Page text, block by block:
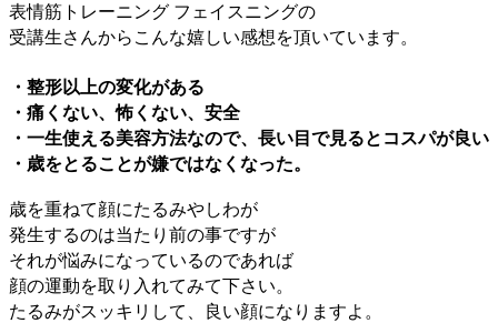
表情筋トレーニング フェイスニングの
受講生さんからこんな嬉しい感想を頂いています。
・整形以上の変化がある
・痛くない、怖くない、安全
・一生使える美容方法なので、長い目で見るとコスパが良い
・歳をとることが嫌ではなくなった。
歳を重ねて顔にたるみやしわが
発生するのは当たり前の事ですが
それが悩みになっているのであれば
顔の運動を取り入れてみて下さい。
たるみがスッキリして、良い顔になりますよ。